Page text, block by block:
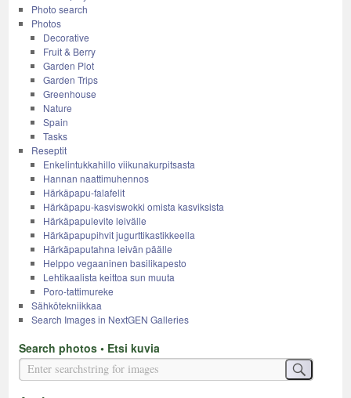
Photo search
Photos
Decorative
Fruit & Berry
Garden Plot
Garden Trips
Greenhouse
Nature
Spain
Tasks
Reseptit
Enkelintukkahillo viikunakurpitsasta
Hannan naattimuhennos
Härkäpapu-falafelit
Härkäpapu-kasviswokki omista kasviksista
Härkäpapulevite leivälle
Härkäpapupihvit jugurttikastikkeella
Härkäpaputahna leivän päälle
Helppo vegaaninen basilikapesto
Lehtikaalista keittoa sun muuta
Poro-tattimureke
Sähkötekniikkaa
Search Images in NextGEN Galleries
Search photos • Etsi kuvia